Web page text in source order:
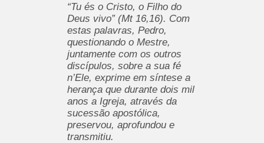
“Tu és o Cristo, o Filho do
Deus vivo” (Mt 16,16). Com
estas palavras, Pedro,
questionando o Mestre,
juntamente com os outros
discípulos, sobre a sua fé
n’Ele, exprime em síntese a
herança que durante dois mil
anos a Igreja, através da
sucessão apostólica,
preservou, aprofundou e
transmitiu.